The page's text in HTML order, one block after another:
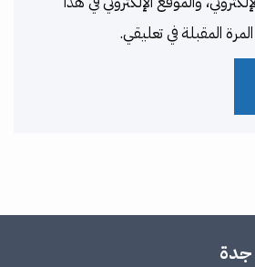
المقبلة في تعليقي.